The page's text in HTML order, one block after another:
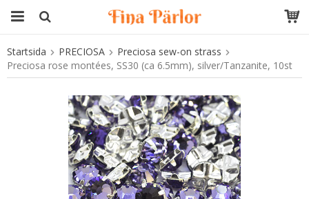
Produkten har blivit tillagd i varukorgen
Startsida PRECIOSA
Preciosa sew-on strass
Preciosa rose montées, SS30 (ca 6.5mm), silver/Tanzanite, 10st